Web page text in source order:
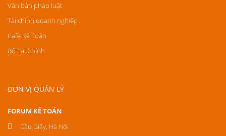
Văn bản pháp luật
Tài chính doanh nghiệp
Cafe Kế Toán
Bộ Tài Chính
ĐƠN VỊ QUẢN LÝ
FORUM KẾ TOÁN
Cầu Giấy, Hà Nội